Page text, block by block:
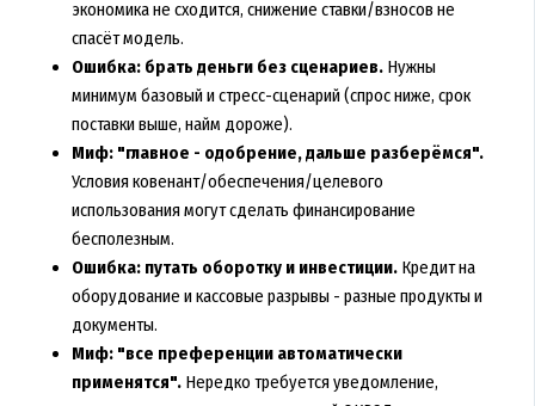
экономика не сходится, снижение ставки/взносов не
спасёт модель.
Ошибка: брать деньги без сценариев.Нужны
минимум базовый и стресс-сценарий (спрос ниже, срок
поставки выше, найм дороже).
Миф: "главное - одобрение, дальше разберёмся".
Условия ковенант/обеспечения/целевого
использования могут сделать финансирование
бесполезным.
Ошибка: путать оборотку и инвестиции.Кредит на
оборудование и кассовые разрывы - разные продукты и
документы.
Миф: "все преференции автоматически
применятся".Нередко требуется уведомление,